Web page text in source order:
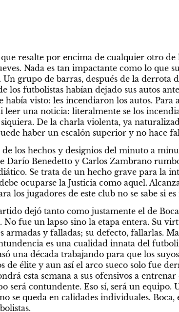
resalte por encima de cualquier otro de
Nada es tan impactante como lo que
grupo de barras, después de la derrota
los futbolistas habían dejado sus autos
visto: les incendiaron los autos. Para
leer una noticia: literalmente se los
De la charla violenta, ya
haber un escalón superior y no hace
los hechos y designios del minuto a
Darío Benedetto y Carlos Zambrano
Se trata de un hecho grave para la
ocuparse la Justicia como aquel.
los jugadores de este club no se sabe si
dejó tanto como justamente el de
fue un lapso sino la etapa entera. Su
armadas y falladas; su defecto, fallarlas.
es una cualidad innata del
una década trabajando para que los
de élite y aun así el arco sueco solo fue
esta semana a sus ofensivos a
será contundente. Eso sí, será un equipo.
se queda en calidades individuales. Boca,